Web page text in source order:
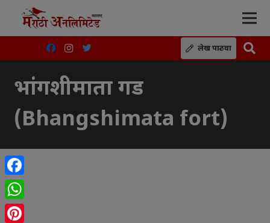
लेख पाठवा
भांगशीमाता गड
(Bhangshimata fort)
Facebook
WhatsApp